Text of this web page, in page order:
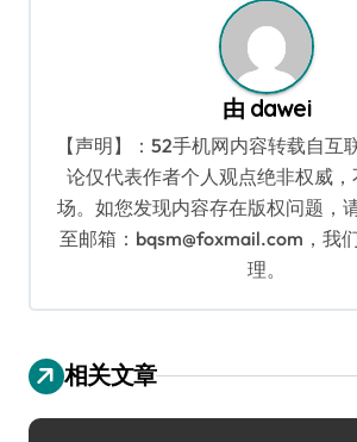
由 dawei
【声明】：52手机网内容转载自互
论仅代表作者个人观点绝非权威
场。如您发现内容存在版权问题，
至邮箱：bqsm@foxmail.com，我
理。
相关文章